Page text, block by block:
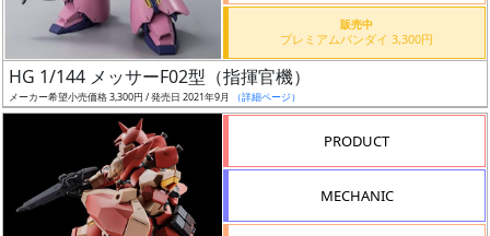
ッ
ク
ト
販売中
プレミアムバンダイ 3,300円
HG 1/144 メッサーF02型（指揮官機）
メーカー希望小売価格 3,300円 / 発売日 2021年9月 （詳細ページ）
PRODUCT
MECHANIC